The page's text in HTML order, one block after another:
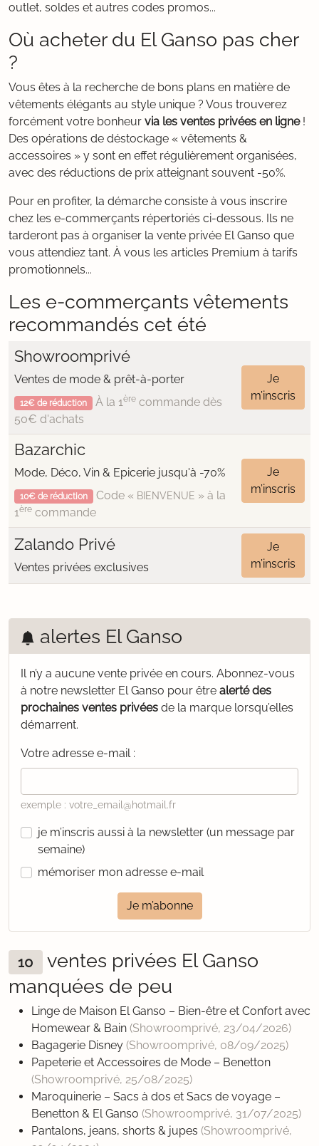
outlet, soldes et autres codes promos...
Où acheter du El Ganso pas cher
?
Vous êtes à la recherche de bons plans en matière de
vêtements élégants au style unique ? Vous trouverez
forcément votre bonheur via les ventes privées en ligne!
Des opérations de déstockage « vêtements &
accessoires » y sont en effet régulièrement organisées,
avec des réductions de prix atteignant souvent -50%.
Pour en profiter, la démarche consiste à vous inscrire
chez les e-commerçants répertoriés ci-dessous. Ils ne
tarderont pas à organiser la vente privée El Ganso que
vous attendiez tant. À vous les articles Premium à tarifs
promotionnels...
Les e-commerçants vêtements
recommandés cet été
Showroomprivé
Ventes de mode & prêt-à-porter
12€ de réduction À la 1èrecommande dès
50€ d'achats
Je
m’inscris
Bazarchic
Mode, Déco, Vin & Epicerie jusqu'à -70%
10€ de réduction Code « BIENVENUE » à la
1ère commande
Je
m’inscris
Zalando Privé
Ventes privées exclusives
Je
m’inscris
alertes El Ganso
Il n’y a aucune vente privée en cours. Abonnez-vous
à notre newsletter El Ganso pour être alerté des
prochaines ventes privées de la marque lorsqu’elles
démarrent.
Votre adresse e-mail :
exemple : votre_email@hotmail.fr
je m’inscris aussi à la newsletter (un message par
semaine)
mémoriser mon adresse e-mail
Je m’abonne
10
ventes privées El Ganso
manquées de peu
Linge de Maison El Ganso – Bien-être et Confort avec
Homewear & Bain (Showroomprivé, 23/04/2026)
Bagagerie Disney (Showroomprivé, 08/09/2025)
Papeterie et Accessoires de Mode – Benetton
(Showroomprivé, 25/08/2025)
Maroquinerie – Sacs à dos et Sacs de voyage –
Benetton & El Ganso (Showroomprivé, 31/07/2025)
Pantalons, jeans, shorts & jupes (Showroomprivé,